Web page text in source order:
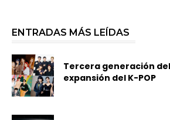
ENTRADAS MÁS LEÍDAS
Tercera generación del
expansión del K-POP